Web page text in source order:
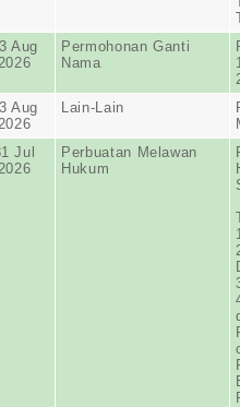
Aug
Permohonan Ganti
Nama
Aug
Lain-Lain
Jul
Perbuatan Melawan
Hukum